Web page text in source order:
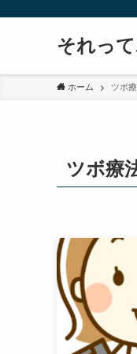
それっ
ホーム ツボ
ツボ療